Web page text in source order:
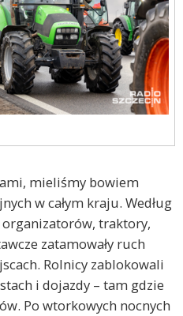
mieliśmy bowiem
w całym kraju. Według
traktory,
zatamowały ruch
Rolnicy zablokowali
i dojazdy – tam gdzie
Po wtorkowych nocnych